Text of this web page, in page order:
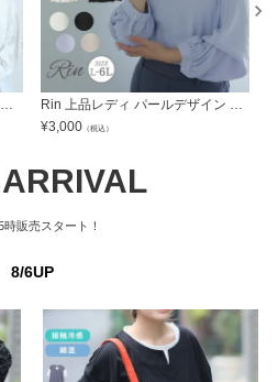
選べる2デザイン ボリューム袖 レースブラウス | 大きいサイズの通販ならハッピーマリリン
Rin 上品レディ パールデザイン 袖2way ギャザー 美人 ポーラ リボンブラウス | 大きいサイズの通販ならハッピーマリリン
¥3,000 （税込）
時販売スタート！
8/6UP